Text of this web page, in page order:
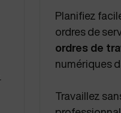
Planifiez
ordres de
ordres de
numériques
Travaillez